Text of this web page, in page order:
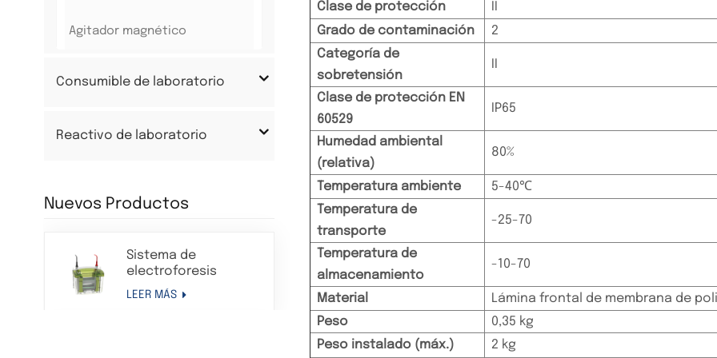
Agitador magnético
Consumible de laboratorio
Reactivo de laboratorio
Nuevos Productos
Sistema de
electroforesis
Western Blot en gel
de proteínas con
LEER MÁS
Clase de protección
Grado de contaminación
2
Categoría de
sobretensión
Clase de protección EN
60529
IP65
Humedad ambiental
(relativa)
80%
Temperatura ambiente
5-40℃
Temperatura de
transporte
-25-70
Temperatura de
almacenamiento
-10-70
Material
Lámina frontal de membrana de
Peso
0,35 kg
Peso instalado (máx.)
2 kg